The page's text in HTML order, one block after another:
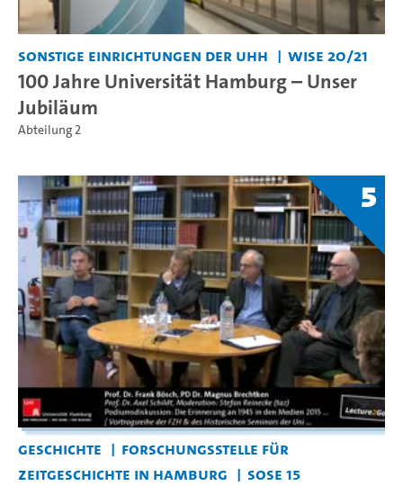
Sonstige Einrichtungen der UHH WiSe 20/21
100 Jahre Universität Hamburg – Unser
Jubiläum
Abteilung 2
5
Geschichte
Forschungsstelle für
Zeitgeschichte in Hamburg
SoSe 15